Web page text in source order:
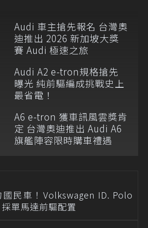
Audi 車主搶先報名 台灣奧
迪推出 2026 新加坡大獎
賽 Audi 極速之旅
Audi A2 e-tron規格搶先
曝光 純前驅編成挑戰史上
最省電！
A6 e-tron 獲車訊風雲獎肯
定 台灣奧迪推出 Audi A6
旗艦陣容限時購車禮遇
民車！Volkswagen ID. Polo
單馬達前驅配置